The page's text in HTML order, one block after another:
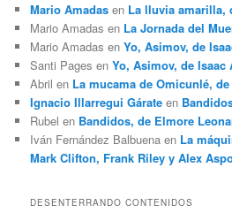
Mario Amadas en La lluvia amarilla,
Mario Amadas en La Jornada del
Mario Amadas enYo, Asimov, de
Santi Pages enYo, Asimov, de Isaac
Abril en La mucama de Omicunlé,
Ignacio Illarregui Gárate en
Rubel en Bandidos, de Elmore
Iván Fernández Balbuena en La
Mark Clifton, Frank Riley y Alex
DESENTERRANDO CONTENIDOS